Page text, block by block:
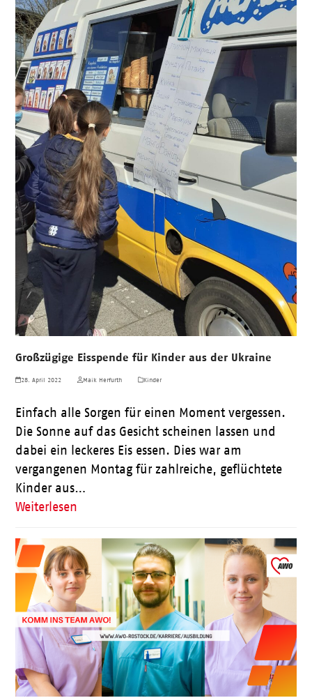
Großzügige Eisspende für Kinder aus der Ukraine
28. April 2022 Maik Herfurth Kinder
Einfach alle Sorgen für einen Moment vergessen.
Die Sonne auf das Gesicht scheinen lassen und
dabei ein leckeres Eis essen. Dies war am
vergangenen Montag für zahlreiche, geflüchtete
Kinder aus…
Weiterlesen